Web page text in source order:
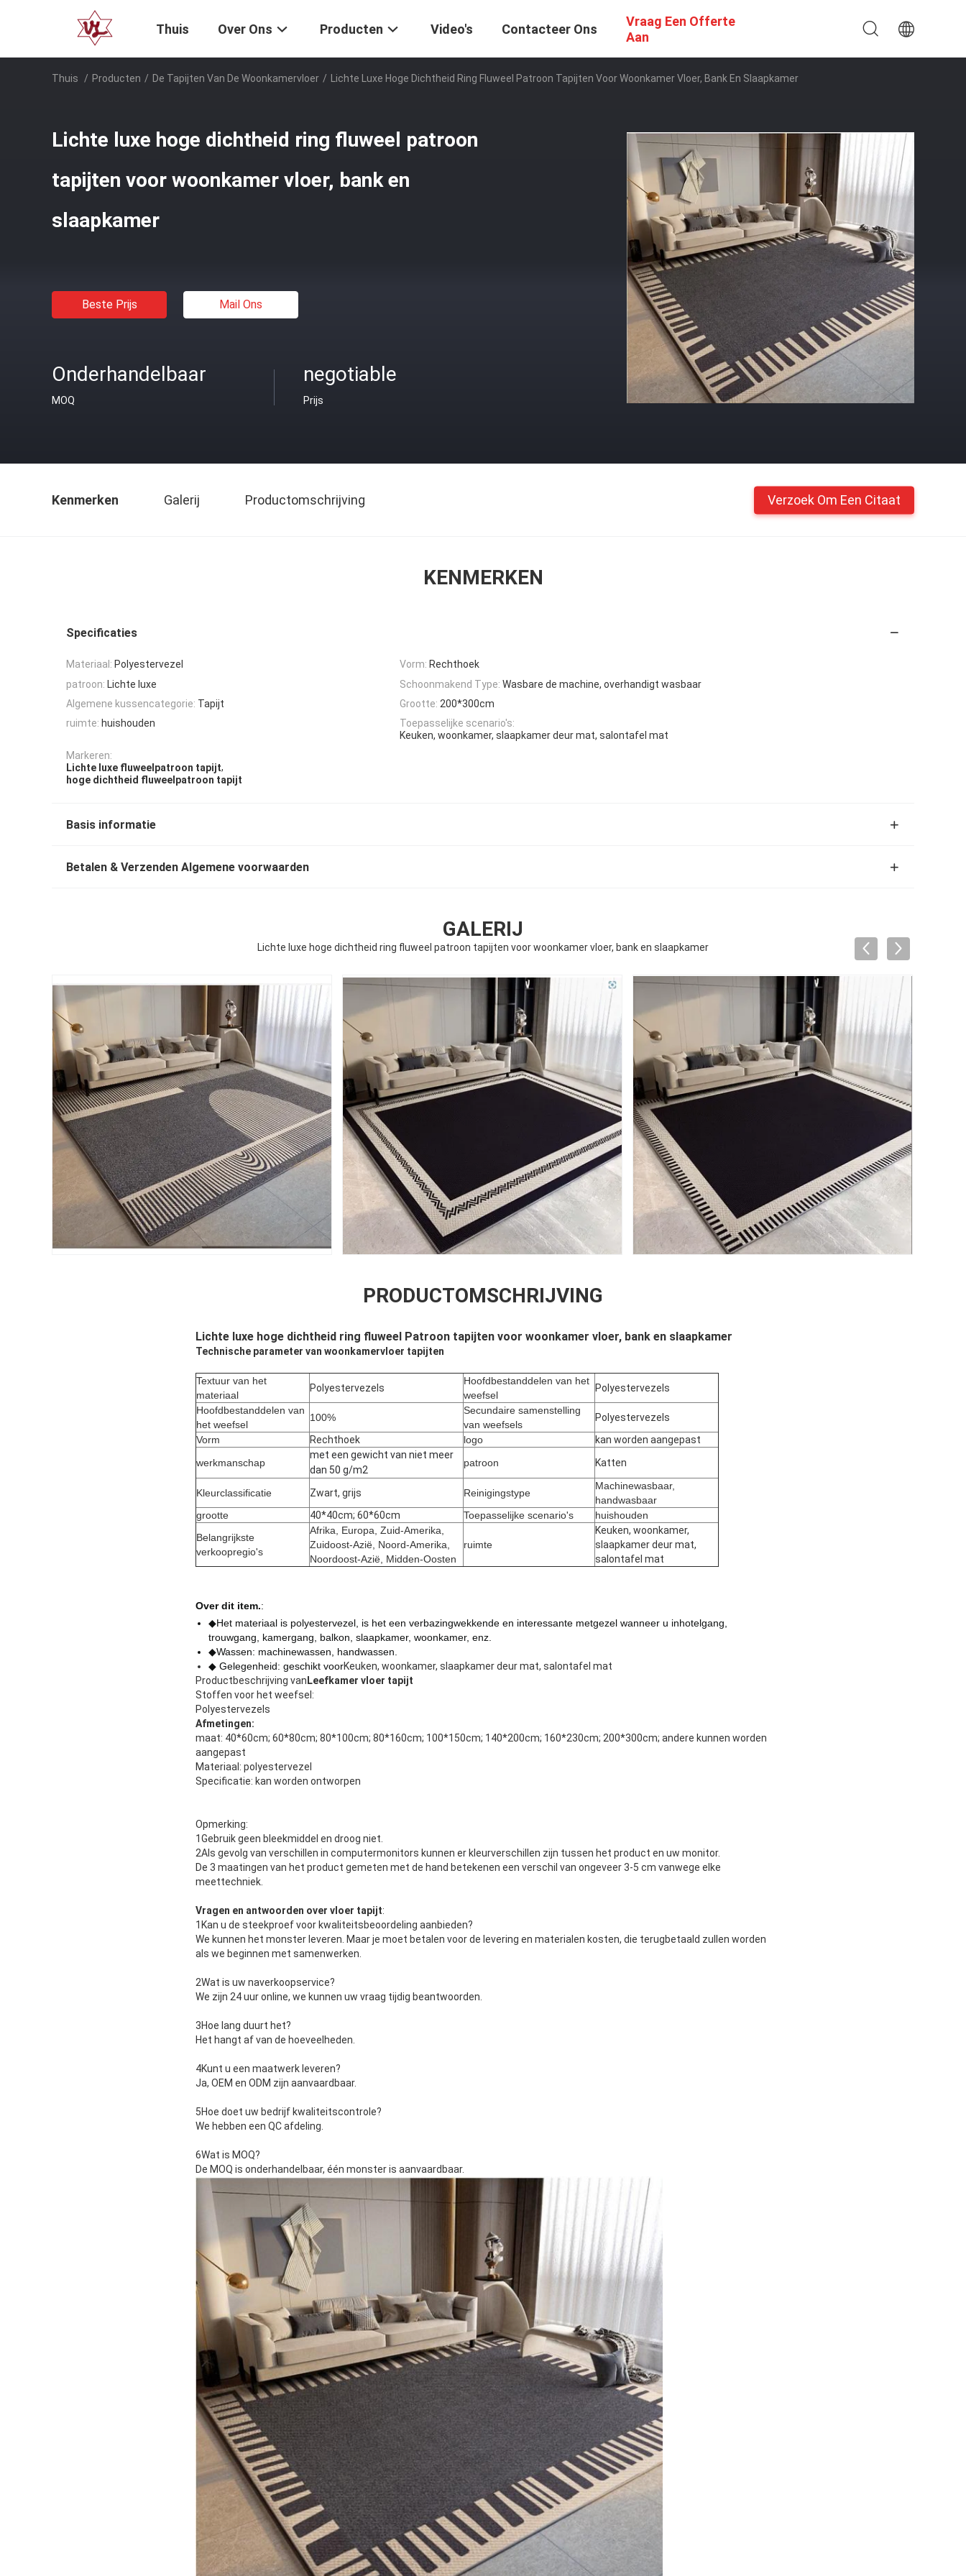
Thuis Over Ons Producten Video's Contacteer Ons
Vraag Een Offerte
Aan
Thuis / Producten / De Tapijten Van De Woonkamervloer / Lichte Luxe Hoge Dichtheid Ring Fluweel Patroon Tapijten Voor Woonkamer Vloer, Bank En Slaapkamer
Lichte luxe hoge dichtheid ring fluweel patroon
tapijten voor woonkamer vloer, bank en
slaapkamer
Beste Prijs Mail Ons
Onderhandelbaar
MOQ
negotiable
Prijs
Kenmerken Galerij Productomschrijving Verzoek Om Een Citaat
KENMERKEN
Specificaties
Materiaal: Polyestervezel Vorm: Rechthoek
patroon: Lichte luxe Schoonmakend Type: Wasbare de machine, overhandigt wasbaar
Algemene kussencategorie: Tapijt Grootte: 200*300cm
ruimte: huishouden
Toepasselijke scenario's:
Keuken, woonkamer, slaapkamer deur mat, salontafel mat
Markeren:
Lichte luxe fluweelpatroon tapijt,
hoge dichtheid fluweelpatroon tapijt
Basis informatie
Betalen & Verzenden Algemene voorwaarden
GALERIJ
Lichte luxe hoge dichtheid ring fluweel patroon tapijten voor woonkamer vloer, bank en slaapkamer
PRODUCTOMSCHRIJVING
Lichte luxe hoge dichtheid ring fluweel Patroon tapijten voor woonkamer vloer, bank en slaapkamer
Technische parameter van woonkamervloer tapijten
Textuur van het
materiaal
Polyestervezels
Hoofdbestanddelen van het
weefsel
Polyestervezels
Hoofdbestanddelen van
het weefsel
100%
Secundaire samenstelling
van weefsels
Polyestervezels
Vorm
Rechthoek logo
kan worden aangepast
werkmanschap
met een gewicht van niet meer
dan 50 g/m2
patroon Katten
Kleurclassificatie Zwart, grijs Reinigingstype
Machinewasbaar,
handwasbaar
grootte
40*40cm; 60*60cm Toepasselijke scenario's
huishouden
Belangrijkste
verkoopregio's
Afrika, Europa, Zuid-Amerika,
Zuidoost-Azië, Noord-Amerika,
Noordoost-Azië, Midden-Oosten
ruimte
Keuken, woonkamer,
slaapkamer deur mat,
salontafel mat
Over dit item.:
◆Het materiaal is polyestervezel, is het een verbazingwekkende en interessante metgezel wanneer u inhotelgang,
trouwgang, kamergang, balkon, slaapkamer, woonkamer, enz.
◆Wassen: machinewassen, handwassen.
◆ Gelegenheid: geschikt voorKeuken, woonkamer, slaapkamer deur mat, salontafel mat
Productbeschrijving van Leefkamer vloer tapijt
Stoffen voor het weefsel:
Polyestervezels
Afmetingen:
maat: 40*60cm; 60*80cm; 80*100cm; 80*160cm; 100*150cm; 140*200cm; 160*230cm; 200*300cm; andere kunnen worden
aangepast
Materiaal: polyestervezel
Specificatie: kan worden ontworpen
Opmerking:
1Gebruik geen bleekmiddel en droog niet.
2Als gevolg van verschillen in computermonitors kunnen er kleurverschillen zijn tussen het product en uw monitor.
De 3 maatingen van het product gemeten met de hand betekenen een verschil van ongeveer 3-5 cm vanwege elke
meettechniek.
Vragen en antwoorden over vloer tapijt:
1Kan u de steekproef voor kwaliteitsbeoordeling aanbieden?
We kunnen het monster leveren. Maar je moet betalen voor de levering en materialen kosten, die terugbetaald zullen worden
als we beginnen met samenwerken.
2Wat is uw naverkoopservice?
We zijn 24 uur online, we kunnen uw vraag tijdig beantwoorden.
3Hoe lang duurt het?
Het hangt af van de hoeveelheden.
4Kunt u een maatwerk leveren?
Ja, OEM en ODM zijn aanvaardbaar.
5Hoe doet uw bedrijf kwaliteitscontrole?
We hebben een QC afdeling.
6Wat is MOQ?
De MOQ is onderhandelbaar, één monster is aanvaardbaar.